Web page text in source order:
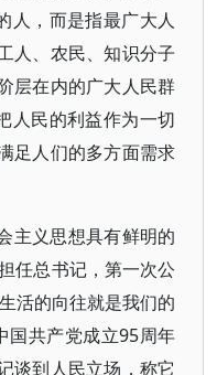
人，而是指最广大人
人、农民、知识分子
层在内的广大人民群
人民的利益作为一切
足人们的多方面需求
主义思想具有鲜明的
任总书记，第一次公
活的向往就是我们的
国共产党成立95周年
谈到人民立场，称它